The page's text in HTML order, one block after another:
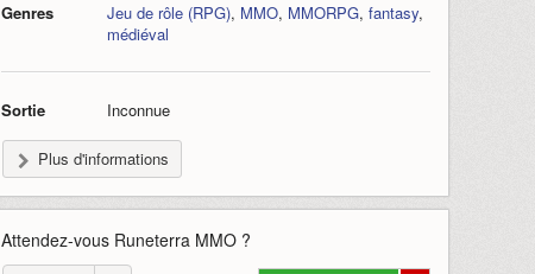
Genres
Jeu de rôle (RPG), MMO, MMORPG, fantasy,
médiéval
Sortie Inconnue
Plus d'informations
Attendez-vous Runeterra MMO?